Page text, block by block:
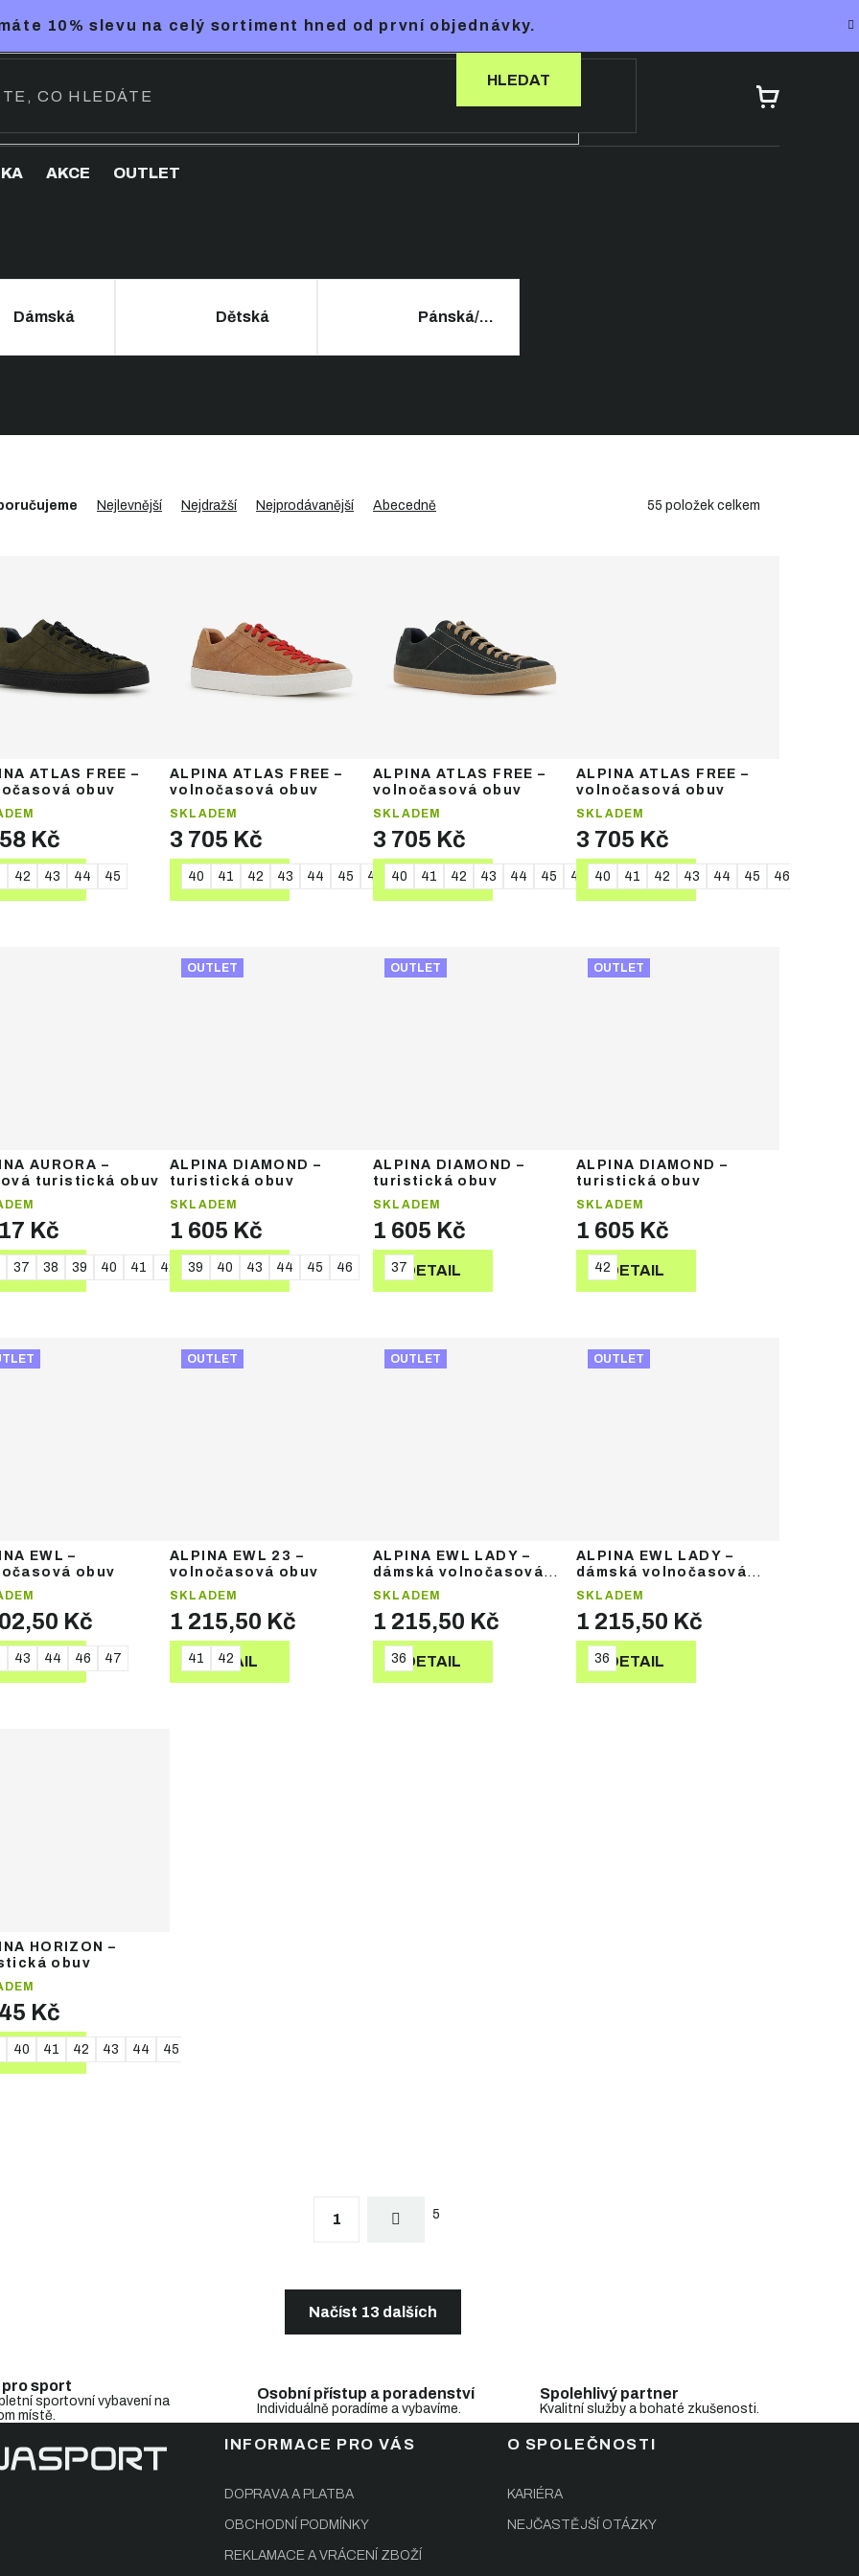
10% slevu na celý sortiment hned od první objednávky.
HLEDAT
NÁKUPNÍ
AKCE OUTLET
Dámská Dětská Pánská/Unisex
Nejlevnější Nejdražší Nejprodávanější Abecedně 55 položek celkem
ATLAS FREE –
obuv
Kč
42 43 44 45
ALPINA ATLAS FREE –
volnočasová obuv
SKLADEM
3 705 Kč
DETAIL
40 41 42 43 44 45 46
ALPINA ATLAS FREE –
volnočasová obuv
SKLADEM
3 705 Kč
DETAIL
40 41 42 43 44 45 46
ALPINA ATLAS FREE –
volnočasová obuv
SKLADEM
3 705 Kč
DETAIL
40 41 42 43 44 45 46
AURORA –
turistická obuv
Kč
37 38 39 40 41 42
OUTLET
ALPINA DIAMOND –
turistická obuv
SKLADEM
1 605 Kč
DETAIL
39 40 43 44 45 46
OUTLET
ALPINA DIAMOND –
turistická obuv
SKLADEM
1 605 Kč
DETAIL
37
OUTLET
ALPINA DIAMOND –
turistická obuv
SKLADEM
1 605 Kč
DETAIL
42
EWL –
obuv
Kč
43 44 46 47
OUTLET
ALPINA EWL 23 –
volnočasová obuv
SKLADEM
1 215,50 Kč
DETAIL
41 42
OUTLET
ALPINA EWL LADY –
dámská volnočasová
obuv
SKLADEM
1 215,50 Kč
DETAIL
36
OUTLET
ALPINA EWL LADY –
dámská volnočasová
obuv
SKLADEM
1 215,50 Kč
DETAIL
36
HORIZON –
obuv
Kč
40 41 42 43 44 45
v
l
í
p
r
p
i
Načíst 13 dalších
k
v
á
1 5
pro sport
sportovní vybavení na
místě.
Osobní přístup a poradenství
Individuálně poradíme a vybavíme.
Spolehlivý partner
Kvalitní služby a bohaté zkušenosti.
INFORMACE PRO VÁS
DOPRAVA A PLATBA
OBCHODNÍ PODMÍNKY
REKLAMACE A VRÁCENÍ ZBOŽÍ
O SPOLEČNOSTI
KARIÉRA
NEJČASTĚJŠÍ OTÁZKY